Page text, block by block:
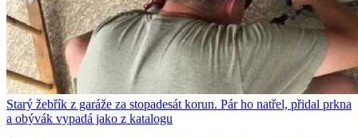
Starý žebřík z garáže za stopadesát korun. Pár ho natřel, přidal prkna
a obývák vypadá jako z katalogu